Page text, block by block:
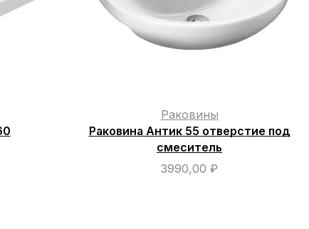
Раковины
Раковина Антик 55 отверстие под
смеситель
3990,00 ₽